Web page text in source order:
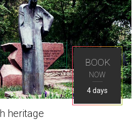
cerchi
nell'Europa dell'Est con
BOOK
NOW
4 days
heritage